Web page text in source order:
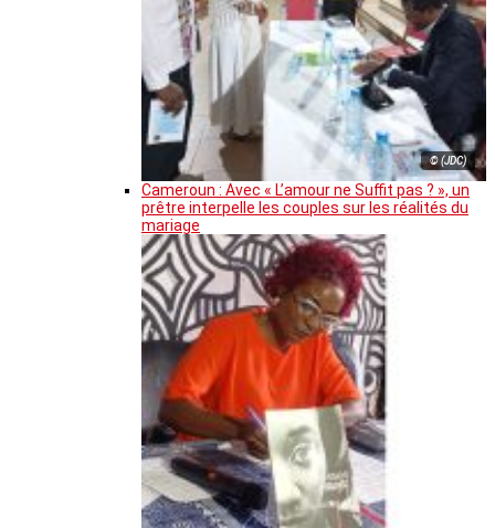
© (JDC)
Cameroun : Avec « L’amour ne Suffit pas ? », un
prêtre interpelle les couples sur les réalités du
mariage